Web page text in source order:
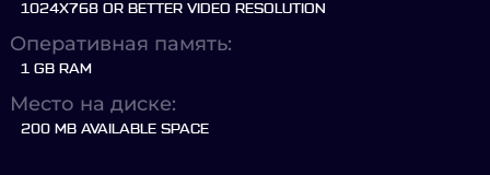
1024X768 OR BETTER VIDEO RESOLUTION
Оперативная память:
1 GB RAM
Место на диске:
200 MB AVAILABLE SPACE